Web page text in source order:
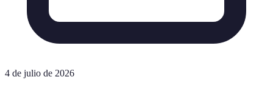
4 de julio de 2026